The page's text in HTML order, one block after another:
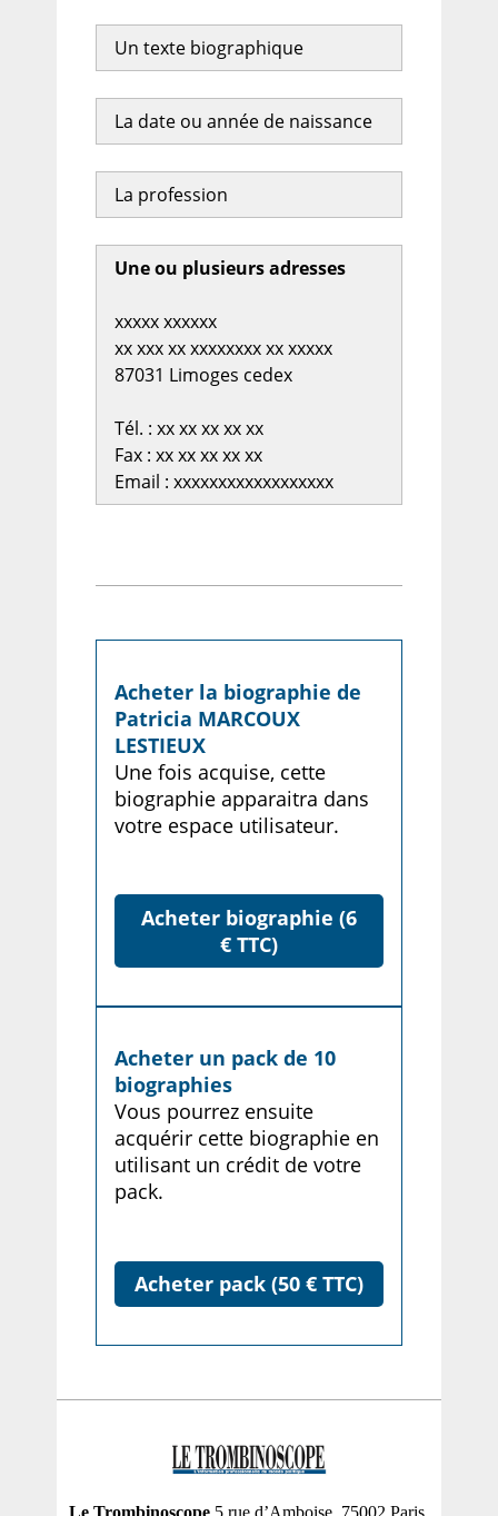
Un texte biographique
La date ou année de naissance
La profession
Une ou plusieurs adresses
xxxxx xxxxxx
xx xxx xx xxxxxxxx xx xxxxx
87031 Limoges cedex
Tél. : xx xx xx xx xx
Fax : xx xx xx xx xx
Email : xxxxxxxxxxxxxxxxxx
Acheter la biographie de
Patricia MARCOUX
LESTIEUX
Une fois acquise, cette
biographie apparaitra dans
votre espace utilisateur.
Acheter biographie (6
€ TTC)
Acheter un pack de 10
biographies
Vous pourrez ensuite
acquérir cette biographie en
utilisant un crédit de votre
pack.
Acheter pack (50 € TTC)
Le Trombinoscope 5 rue d’Amboise, 75002 Paris,